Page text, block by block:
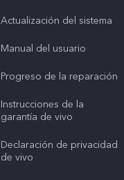
Actualización del sistema
Manual del usuario
Progreso de la reparación
Instrucciones de la
garantía de vivo
Declaración de privacidad
de vivo